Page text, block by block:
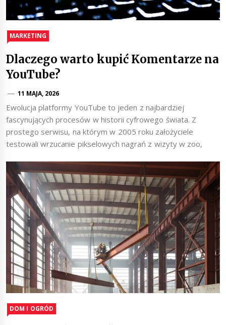
MARKETING
Dlaczego warto kupić Komentarze na
YouTube?
11 MAJA, 2026
Ewolucja platformy YouTube to jeden z najbardziej
fascynujących procesów w historii cyfrowego świata. Z
prostego serwisu, na którym w 2005 roku założyciele
testowali wrzucanie pikselowych nagrań z wizyty w zoo,
DOM I OGRÓD